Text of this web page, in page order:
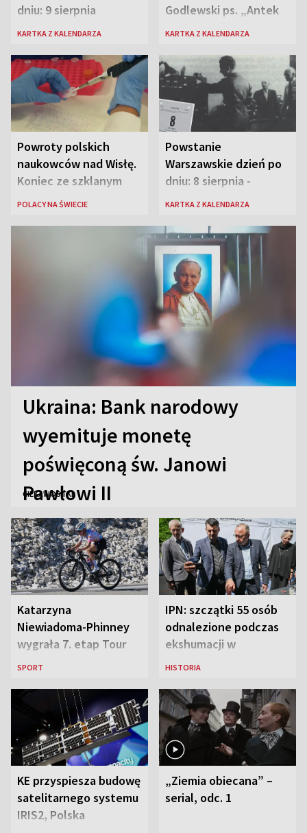
dniu: 9 sierpnia
KARTKA Z KALENDARZA
Godlewski ps. „Antek
Rozpylacz”
KARTKA Z KALENDARZA
Powroty polskich
naukowców nad Wisłę.
Koniec ze szklanym
sufitem
POLACY NA ŚWIECIE
Powstanie
Warszawskie dzień po
dniu: 8 sierpnia -
rozbrzmiewa radio
„Antka Rozpylacza”
KARTKA Z KALENDARZA
Ukraina: Bank narodowy
wyemituje monetę
poświęconą św. Janowi
Pawłowi II
CIEKAWOSTKI
Katarzyna
Niewiadoma-Phinney
wygrała 7. etap Tour
de France i została
SPORT
IPN: szczątki 55 osób
odnalezione podczas
ekshumacji w
Ostrówkach i Woli
HISTORIA
KE przyspiesza budowę
satelitarnego systemu
IRIS2, Polska
„Ziemia obiecana” –
serial, odc. 1